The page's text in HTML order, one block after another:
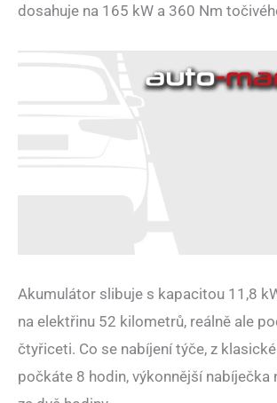
dosahuje na 165 kW a 360 Nm
Akumulátor slibuje s kapacitou 11,8
na elektřinu 52 kilometrů, reálně ale
čtyřiceti. Co se nabíjení týče, z
počkáte 8 hodin, výkonnější nabíječka